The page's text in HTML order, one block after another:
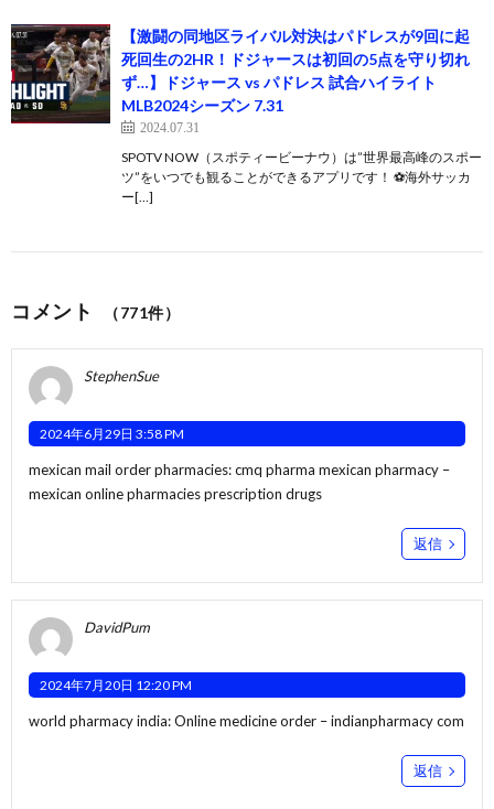
【激闘の同地区ライバル対決はパドレスが9回に起
死回生の2HR！ドジャースは初回の5点を守り切れ
ず…】ドジャース vs パドレス 試合ハイライト
MLB2024シーズン 7.31
2024.07.31
SPOTV NOW（スポティービーナウ）は”世界最高峰のスポー
ツ”をいつでも観ることができるアプリです！ ⚽️海外サッカ
ー[…]
コメント （771件）
StephenSue
2024年6月29日 3:58 PM
mexican mail order pharmacies:cmq pharma mexican pharmacy –
mexican online pharmacies prescription drugs
返信
DavidPum
2024年7月20日 12:20 PM
world pharmacy india:Online medicine order – indianpharmacy com
返信